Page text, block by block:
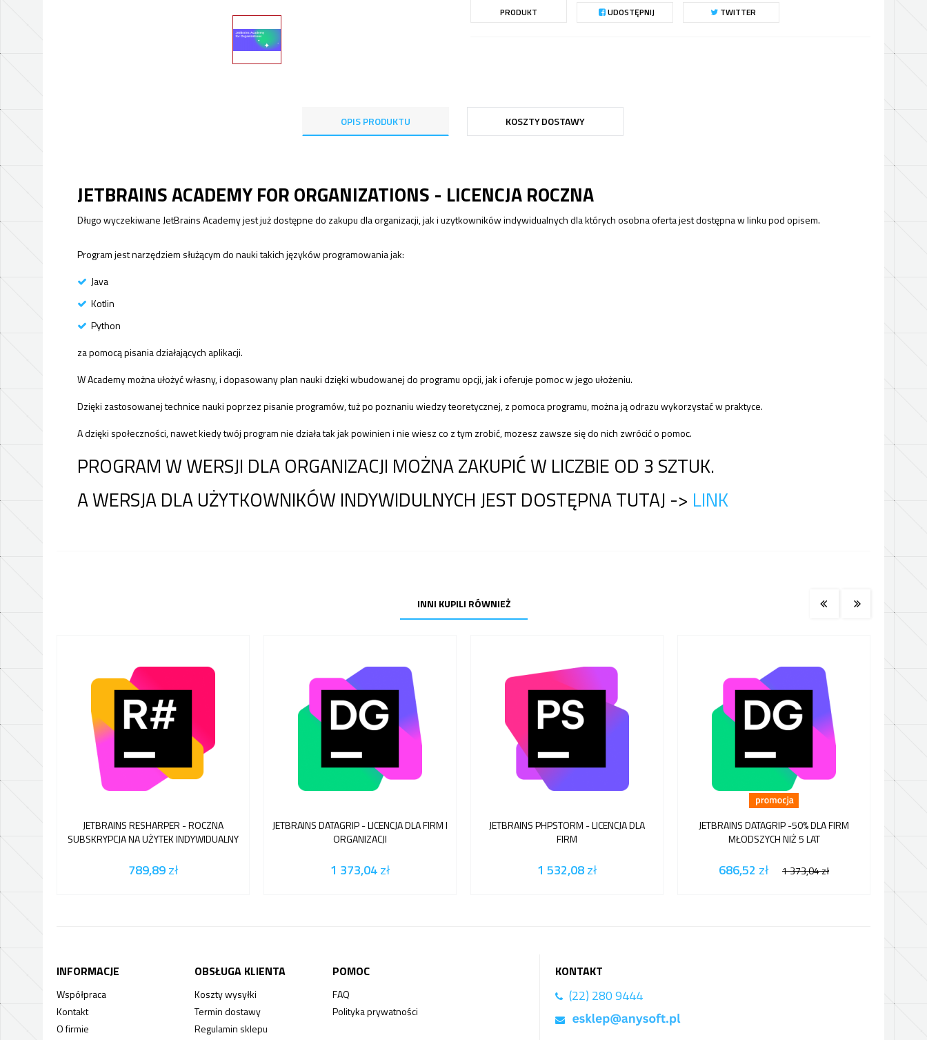
PRODUKT
UDOSTĘPNIJ TWITTER
OPIS PRODUKTU KOSZTY DOSTAWY
JETBRAINS ACADEMYFOR ORGANIZATIONS - LICENCJA ROCZNA
Długo wyczekiwane JetBrains Academy jest już dostępne do zakupu dla organizacji, jak i uzytkowników indywidualnych dla których osobna oferta jest dostępna w linku pod opisem.
Program jest narzędziem służącym do nauki takich języków programowania jak:
Java
Kotlin
Python
za pomocą pisania działających aplikacji.
W Academy można ułożyć własny, i dopasowany plan nauki dzięki wbudowanej do programu opcji, jak i oferuje pomoc w jego ułożeniu.
Dzięki zastosowanej technice nauki poprzez pisanie programów, tuż po poznaniu wiedzy teoretycznej, z pomoca programu, można ją odrazu wykorzystać w praktyce.
A dzięki społeczności, nawet kiedy twój program nie działa tak jak powinien i nie wiesz co z tym zrobić, mozesz zawsze się do nich zwrócić o pomoc.
PROGRAM W WERSJI DLA ORGANIZACJI MOŻNA ZAKUPIĆ W LICZBIE OD 3 SZTUK.
A WERSJA DLA UŻYTKOWNIKÓW INDYWIDULNYCH JEST DOSTĘPNA TUTAJ -> LINK
INNI KUPILI RÓWNIEŻ
JETBRAINS RESHARPER - ROCZNA
SUBSKRYPCJA NA UŻYTEK INDYWIDUALNY
789,89zł
JETBRAINS DATAGRIP - LICENCJA DLA FIRM I
ORGANIZACJI
1 373,04zł
JETBRAINS PHPSTORM - LICENCJA DLA
FIRM
1 532,08zł
JETBRAINS DATAGRIP -50% DLA FIRM
MŁODSZYCH NIŻ 5 LAT
686,52 zł 1 373,04zł
INFORMACJE
Współpraca
Kontakt
O firmie
OBSŁUGA KLIENTA
Koszty wysyłki
Termin dostawy
Regulamin sklepu
POMOC
FAQ
Polityka prywatności
KONTAKT
(22) 280 9444